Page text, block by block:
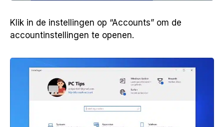
Klik in de instellingen op “Accounts” om de
accountinstellingen te openen.